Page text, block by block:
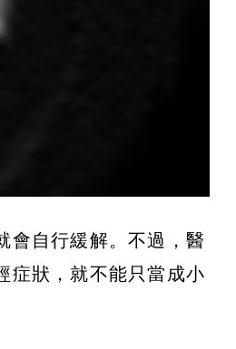
會自行緩解。不過，醫
症狀，就不能只當成小